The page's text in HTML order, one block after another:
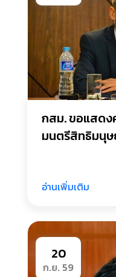
กสม. ขอแสด
มนตรีสิทธิมนุ
ตำแหน่งผู้เชี่ย
ความรุนแรงแ
ธรรมต่อกลุ่มบุ
หลายทางเพศ
อ่านเพิ่มเติม
20
ก.ย. 59